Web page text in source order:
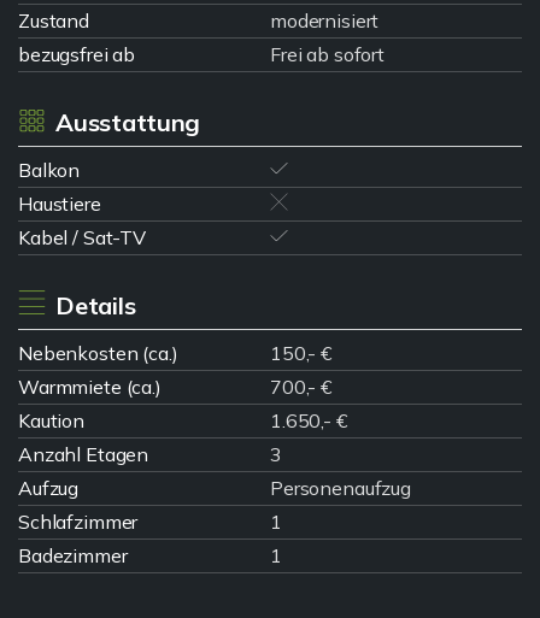
Zustand
modernisiert
bezugsfrei ab
Frei ab sofort
Ausstattung
Balkon
Haustiere
Kabel / Sat-TV
Details
Nebenkosten (ca.)
150,- €
Warmmiete (ca.)
700,- €
Kaution
1.650,- €
Anzahl Etagen
3
Aufzug
Personenaufzug
Schlafzimmer
1
Badezimmer
1